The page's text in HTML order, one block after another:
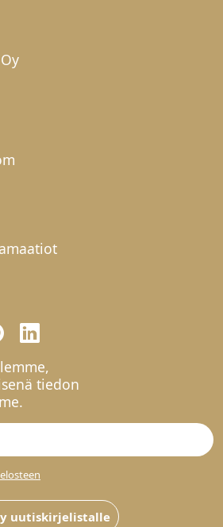
tiedon
uutiskirjelistalle